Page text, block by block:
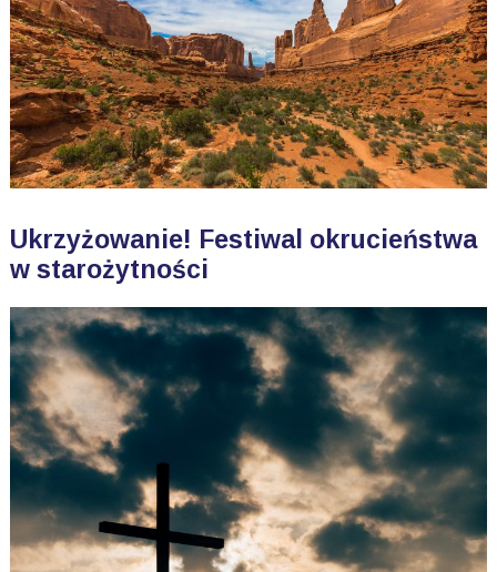
Ukrzyżowanie! Festiwal okrucieństwa
w starożytności